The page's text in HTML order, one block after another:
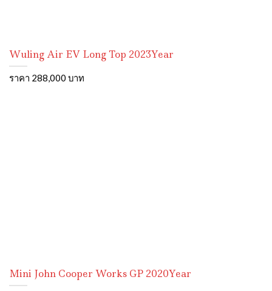
Wuling Air EV Long Top 2023Year
ราคา 288,000 บาท
Mini John Cooper Works GP 2020Year